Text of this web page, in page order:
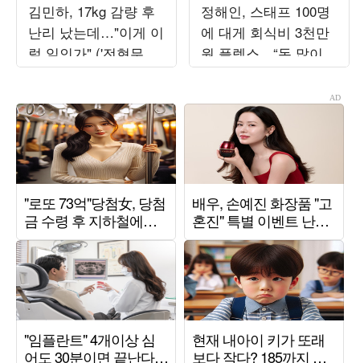
김민하, 17kg 감량 후
난리 났는데…"이게 이
럴 일인가" ('전현무계
획4')
정해인, 스태프 100명
에 대게 회식비 3천만
원 플렉스…“돈 많이
나오긴 했다” (‘옥문